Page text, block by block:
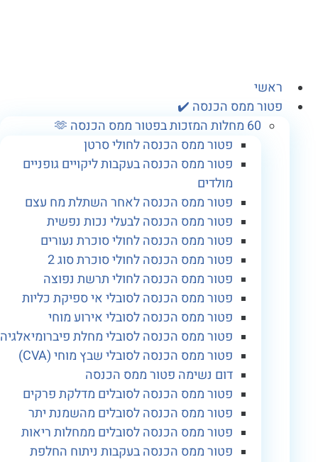
ממס הכנסה ✔️
פטור ממס הכנסה לחולי סרטן
פטור ממס הכנסה בעקבות ליקויים גופניים
פטור ממס הכנסה לאחר השתלת מח עצם
פטור ממס הכנסה לבעלי נכות נפשית
פטור ממס הכנסה לחולי סוכרת נעורים
פטור ממס הכנסה לחולי סוכרת סוג 2
פטור ממס הכנסה לחולי תרשת נפוצה
פטור ממס הכנסה לסובלי אי ספיקת כליות
פטור ממס הכנסה לסובלי אירוע מוחי
פטור ממס הכנסה לסובלי מחלת פיברומיאלגיה
פטור ממס הכנסה לסובלי שבץ מוחי (CVA)
דום נשימה פטור ממס הכנסה
פטור ממס הכנסה לסובלים מדלקת פרקים
פטור ממס הכנסה לסובלים מהשמנת יתר
פטור ממס הכנסה לסובלים ממחלות ריאות
פטור ממס הכנסה בעקבות ניתוח החלפת